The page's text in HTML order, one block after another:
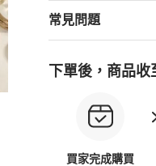
常見問題
下單後，商品
買家完成購買